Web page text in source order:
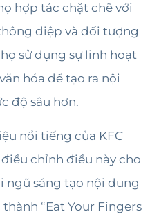
hợp tác chặt chẽ với
điệp và đối tượng
sử dụng sự linh hoạt
hóa để tạo ra nội
độ sâu hơn.
nổi tiếng của KFC
điều chỉnh điều này cho
ngũ sáng tạo nội dung
“Eat Your Fingers